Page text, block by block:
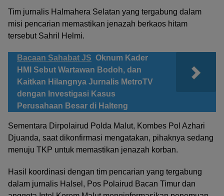
Tim jurnalis Halmahera Selatan yang tergabung dalam
misi pencarian memastikan jenazah berkaos hitam
tersebut Sahril Helmi.
Bacaan Sahabat JS Oknum Kader
HMI Sebut Wartawan Bodoh, dan
Kaitkan Hilangnya Jurnalis MetroTV
dengan Investigasi Kasus
Perusahaan Besar di Halteng
Sementara Dirpolairud Polda Malut, Kombes Pol Azhari
Djuanda, saat dikonfirmasi mengatakan, pihaknya sedang
menuju TKP untuk memastikan jenazah korban.
Hasil koordinasi dengan tim pencarian yang tergabung
dalam jurnalis Halsel, Pos Polairud Bacan Timur dan